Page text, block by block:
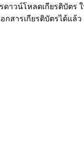
าวน์โหลดเกียรติบัตร
กสารเกียรติบัตรได้แล้